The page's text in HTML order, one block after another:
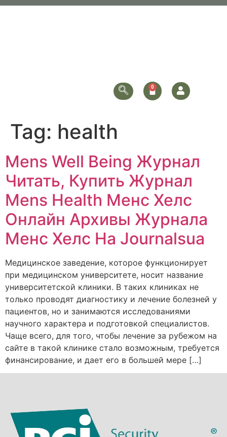
Tag: health
Mens Well Being Журнал
Читать, Купить Журнал
Mens Health Менс Хелс
Онлайн Архивы Журнала
Менс Хелс На Journalsua
Медицинское заведение, которое функционирует
при медицинском университете, носит название
университетской клиники. В таких клиниках не
только проводят диагностику и лечение болезней у
пациентов, но и занимаются исследованиями
научного характера и подготовкой специалистов.
Чаще всего, для того, чтобы лечение за рубежом на
сайте в такой клинике стало возможным, требуется
финансирование, и дает его в большей мере […]